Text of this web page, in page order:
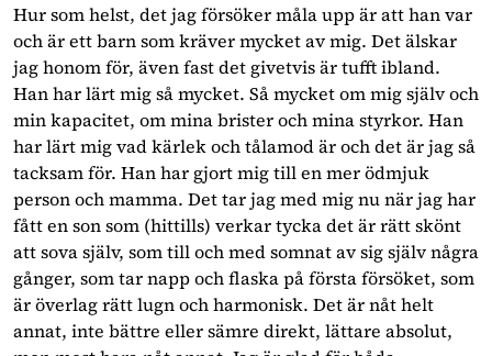
Hur som helst, det jag försöker måla upp är att han var
och är ett barn som kräver mycket av mig. Det älskar
jag honom för, även fast det givetvis är tufft ibland.
Han har lärt mig så mycket. Så mycket om mig själv och
min kapacitet, om mina brister och mina styrkor. Han
har lärt mig vad kärlek och tålamod är och det är jag så
tacksam för. Han har gjort mig till en mer ödmjuk
person och mamma. Det tar jag med mig nu när jag har
fått en son som (hittills) verkar tycka det är rätt skönt
att sova själv, som till och med somnat av sig själv några
gånger, som tar napp och flaska på första försöket, som
är överlag rätt lugn och harmonisk. Det är nåt helt
annat, inte bättre eller sämre direkt, lättare absolut,